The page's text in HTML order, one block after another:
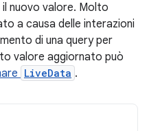
nuovo valore. Molto
a causa delle interazioni
di una query per
valore aggiornato può
LiveData .